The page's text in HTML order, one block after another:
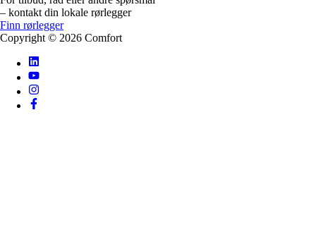
– kontakt din lokale rørlegger
Finn rørlegger
Copyright © 2026 Comfort